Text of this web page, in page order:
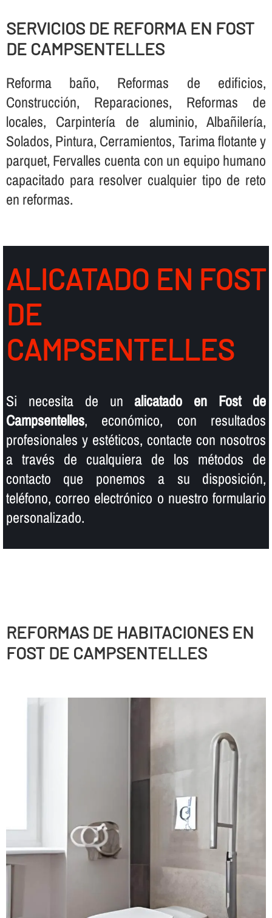
SERVICIOS DE REFORMA EN FOST
DE CAMPSENTELLES
Reforma baño, Reformas de edificios,
Construcción, Reparaciones, Reformas de
locales, Carpinterí­a de aluminio, Albañilerí­a,
Solados, Pintura, Cerramientos, Tarima flotante y
parquet, Fervalles cuenta con un equipo humano
capacitado para resolver cualquier tipo de reto
en reformas.
ALICATADO EN FOST
DE
CAMPSENTELLES
Si necesita de unalicatado en Fost de
Campsentelles, económico, con resultados
profesionales y estéticos, contacte con nosotros
a través de cualquiera de los métodos de
contacto que ponemos a su disposición,
teléfono, correo electrónico o nuestro formulario
personalizado.
REFORMAS DE HABITACIONES EN
FOST DE CAMPSENTELLES